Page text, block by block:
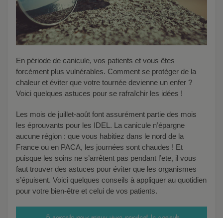
En période de canicule, vos patients et vous êtes
forcément plus vulnérables. Comment se protéger de la
chaleur et éviter que votre tournée devienne un enfer ?
Voici quelques astuces pour se rafraîchir les idées !
Les mois de juillet-août font assurément partie des mois
les éprouvants pour les IDEL. La canicule n’épargne
aucune région : que vous habitiez dans le nord de la
France ou en PACA, les journées sont chaudes ! Et
puisque les soins ne s’arrêtent pas pendant l’ete, il vous
faut trouver des astuces pour éviter que les organismes
s’épuisent. Voici quelques conseils à appliquer au quotidien
pour votre bien-être et celui de vos patients.